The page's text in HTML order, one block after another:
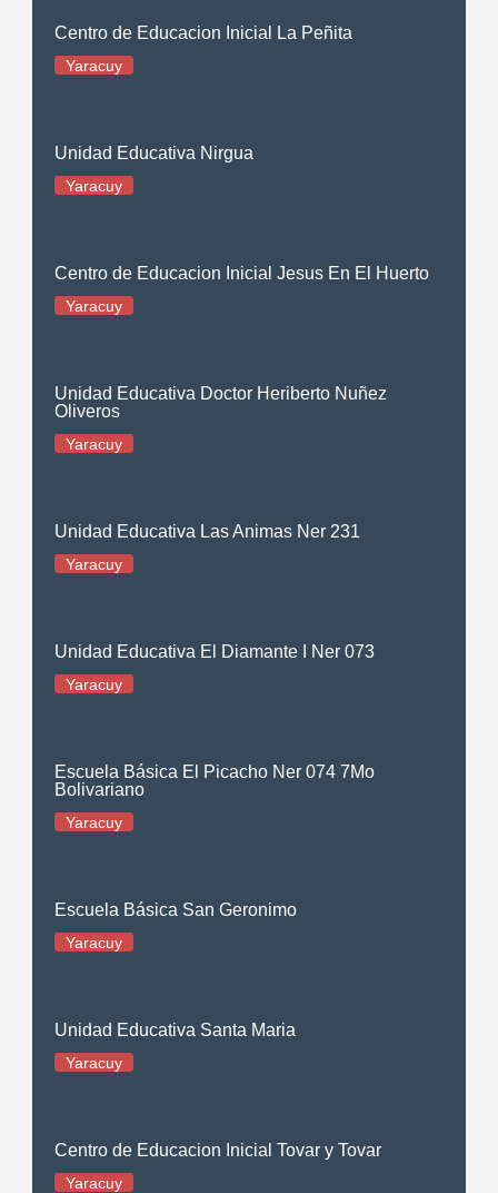
Centro de Educacion Inicial La Peñita
Yaracuy
Unidad Educativa Nirgua
Yaracuy
Centro de Educacion Inicial Jesus En El Huerto
Yaracuy
Unidad Educativa Doctor Heriberto Nuñez
Oliveros
Yaracuy
Unidad Educativa Las Animas Ner 231
Yaracuy
Unidad Educativa El Diamante I Ner 073
Yaracuy
Escuela Básica El Picacho Ner 074 7Mo
Bolivariano
Yaracuy
Escuela Básica San Geronimo
Yaracuy
Unidad Educativa Santa Maria
Yaracuy
Centro de Educacion Inicial Tovar y Tovar
Yaracuy